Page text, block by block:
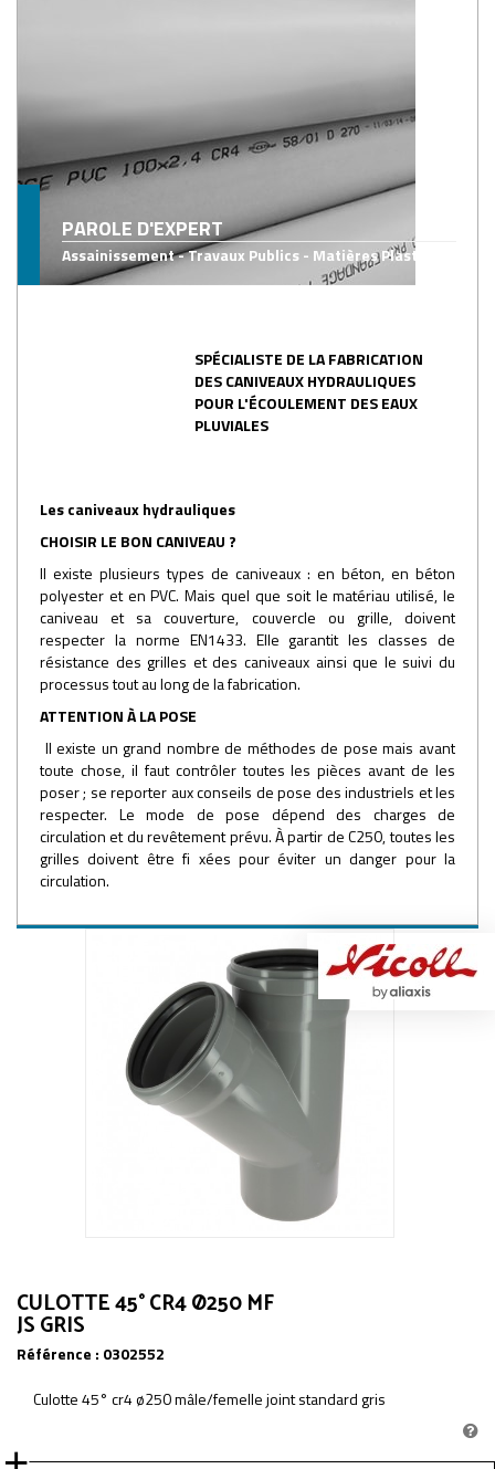
PAROLE D'EXPERT
Assainissement - Travaux Publics - Matières Plastiques
SPÉCIALISTE DE LA FABRICATION
DES CANIVEAUX HYDRAULIQUES
POUR L'ÉCOULEMENT DES EAUX
PLUVIALES
Les caniveaux hydrauliques
CHOISIR LE BON CANIVEAU ?
Il existe plusieurs types de caniveaux : en béton, en béton
polyester et en PVC. Mais quel que soit le matériau utilisé, le
caniveau et sa couverture, couvercle ou grille, doivent
respecter la norme EN1433. Elle garantit les classes de
résistance des grilles et des caniveaux ainsi que le suivi du
processus tout au long de la fabrication.
ATTENTION À LA POSE
Il existe un grand nombre de méthodes de pose mais avant
toute chose, il faut contrôler toutes les pièces avant de les
poser ; se reporter aux conseils de pose des industriels et les
respecter. Le mode de pose dépend des charges de
circulation et du revêtement prévu. À partir de C250, toutes les
grilles doivent être fi xées pour éviter un danger pour la
circulation.
CULOTTE 45° CR4 Ø250 MF
JS GRIS
Référence : 0302552
Culotte 45° cr4 ø250 mâle/femelle joint standard gris